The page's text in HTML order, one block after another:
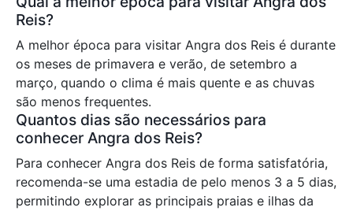
Reis?
A melhor época para visitar Angra dos Reis é durante
os meses de primavera e verão, de setembro a
março, quando o clima é mais quente e as chuvas
são menos frequentes.
Quantos dias são necessários para
conhecer Angra dos Reis?
Para conhecer Angra dos Reis de forma satisfatória,
recomenda-se uma estadia de pelo menos 3 a 5 dias,
permitindo explorar as principais praias e ilhas da